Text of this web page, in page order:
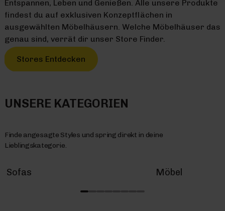
Entspannen, Leben und Genießen. Alle unsere Produkte
findest du auf exklusiven Konzeptflächen in
ausgewählten Möbelhäusern. Welche Möbelhäuser das
genau sind, verrät dir unser Store Finder.
Stores Entdecken
UNSERE KATEGORIEN
Finde angesagte Styles und spring direkt in deine
Lieblingskategorie.
Sofas Möbel